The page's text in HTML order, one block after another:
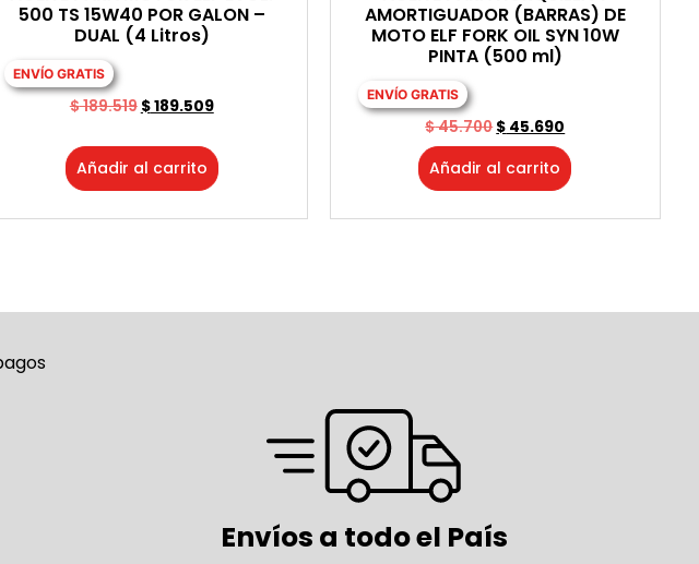
500 TS 15W40 POR GALON –
DUAL (4 Litros)
ENVÍO GRATIS
$189.519 $189.509
Añadir al carrito
AMORTIGUADOR (BARRAS) DE
MOTO ELF FORK OIL SYN 10W
PINTA (500 ml)
ENVÍO GRATIS
$45.700$ 45.690
Añadir al carrito
Envíos a todo el País